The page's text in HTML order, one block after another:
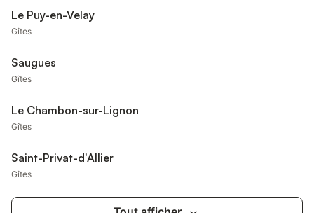
Le Puy-en-Velay
Gîtes
Saugues
Gîtes
Le Chambon-sur-Lignon
Gîtes
Saint-Privat-d'Allier
Gîtes